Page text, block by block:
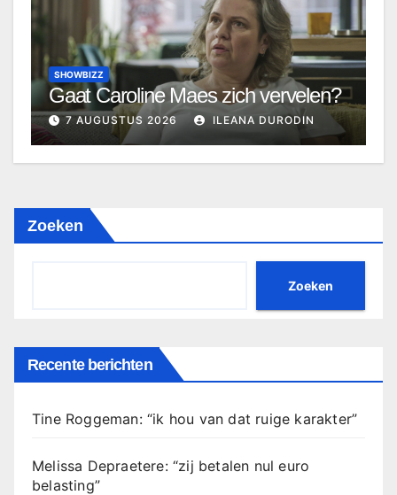
SHOWBIZZ
Gaat Caroline Maes zich vervelen?
7 AUGUSTUS 2026 ILEANA DURODIN
Zoeken
Zoeken
Recente berichten
Tine Roggeman: “ik hou van dat ruige karakter”
Melissa Depraetere: “zij betalen nul euro
belasting”